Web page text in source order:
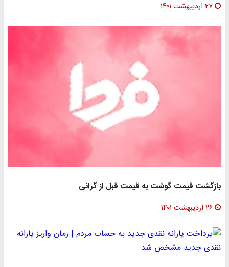
۲۷ اردیبهشت ۱۴۰۱
بازگشت قیمت گوشت به قیمت قبل از گرانی
۲۶ اردیبهشت ۱۴۰۱